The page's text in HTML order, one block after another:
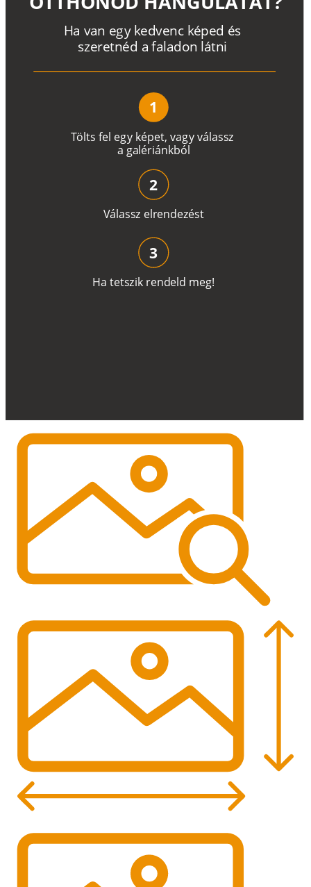
Tölts fel egy képet, vagyválassz
a galériánkból
Ha van egy kedvenc képed és
szeretnéd a faladon látni
1
Válassz elrendezést
2
Ha tetszik rendeld meg!
3